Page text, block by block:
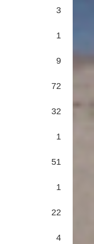
3
1
9
72
32
1
51
1
22
4